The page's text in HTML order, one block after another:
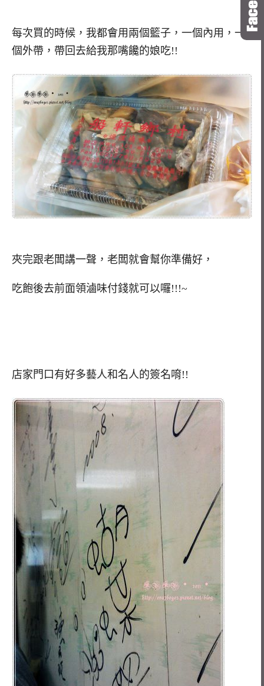
每次買的時候，我都會用兩個籃子，一個內用，一
個外帶，帶回去給我那嘴饞的娘吃!!
夾完跟老闆講一聲，老闆就會幫你準備好，
吃飽後去前面領滷味付錢就可以囉!!!~
店家門口有好多藝人和名人的簽名唷!!